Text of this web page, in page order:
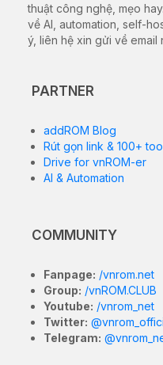
thuật công nghệ, mẹo
về AI, automation, self-
ý, liên hệ xin gửi về email
PARTNER
addROM Blog
Rút gọn link & 100+
Drive for vnROM-er
AI & Automation
COMMUNITY
Fanpage: /vnrom.net
Group: /vnROM.CLUB
Youtube: /vnrom_net
Twitter:
Telegram: